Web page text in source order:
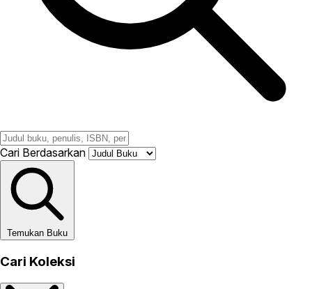
Cari Berdasarkan
Temukan Buku
Cari Koleksi